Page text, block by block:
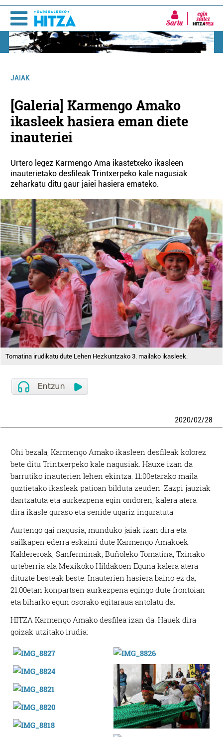
Sartu
JAIAK
[Galeria] Karmengo Amako
ikasleek hasiera eman diete
inauteriei
Urtero legez Karmengo Ama ikastetxeko ikasleen
inauterietako desfileak Trintxerpeko kale nagusiak
zeharkatu ditu gaur jaiei hasiera emateko.
Tomatina irudikatu dute Lehen Hezkuntzako 3. mailako ikasleek.
2020/02/28
Ohi bezala, Karmengo Amako ikasleen desfileak kolorez
bete ditu Trintxerpeko kale nagusiak. Hauxe izan da
barrutiko inauterien lehen ekintza. 11:00etarako maila
guztietako ikasleak patioan bilduta zeuden. Zazpi jauziak
dantzatuta eta aurkezpena egin ondoren, kalera atera
dira ikasle guraso eta senide ugariz inguratuta.
Aurtengo gai nagusia, munduko jaiak izan dira eta
sailkapen ederra eskaini dute Karmengo Amakoek.
Kaldereroak, Sanferminak, Buñoleko Tomatina, Txinako
urteberria ala Mexikoko Hildakoen Eguna kalera atera
dituzte besteak beste. Inauterien hasiera baino ez da;
21:00etan konpartsen aurkezpena egingo dute frontoian
eta biharko egun osorako egitaraua antolatu da.
HITZA Karmengo Amako desfilea izan da. Hauek dira
goizak utzitako irudia: